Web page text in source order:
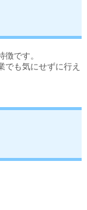
です。
も気にせずに行え